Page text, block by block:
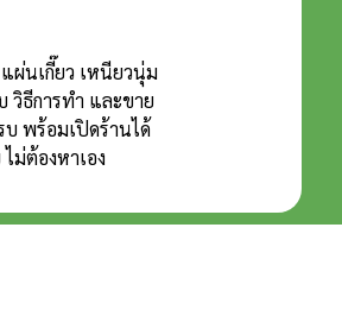
ผ่นเกี๊ยว เหนียวนุ่ม
วิธีการทํา และขาย
พร้อมเปิดร้านได้
ม่ต้องหาเอง